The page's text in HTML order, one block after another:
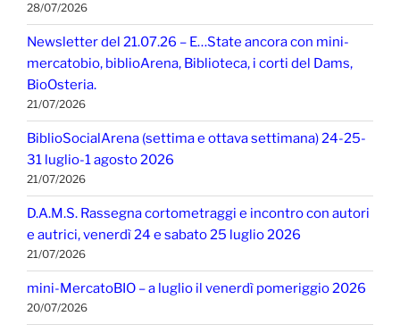
28/07/2026
Newsletter del 21.07.26 – E…State ancora con mini-
mercatobio, biblioArena, Biblioteca, i corti del Dams,
BioOsteria.
21/07/2026
BiblioSocialArena (settima e ottava settimana) 24-25-
31 luglio-1 agosto 2026
21/07/2026
D.A.M.S. Rassegna cortometraggi e incontro con autori
e autrici, venerdì 24 e sabato 25 luglio 2026
21/07/2026
mini-MercatoBIO – a luglio il venerdì pomeriggio 2026
20/07/2026